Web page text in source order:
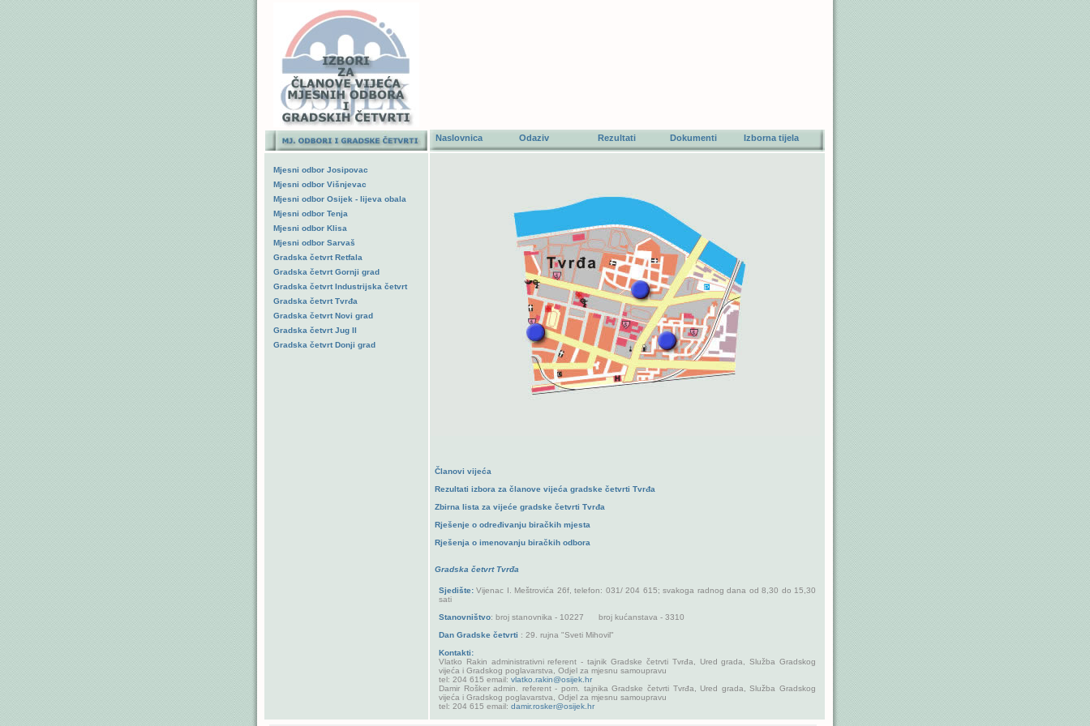
Naslovnica Odaziv Rezultati Dokumenti Izborna tijela
Mjesni odbor Josipovac
Mjesni odbor Višnjevac
Mjesni odbor Osijek - lijeva obala
Mjesni odbor Tenja
Mjesni odbor Klisa
Mjesni odbor Sarvaš
Gradska četvrt Retfala
Gradska četvrt Gornji grad
Gradska četvrt Industrijska četvrt
Gradska četvrt Tvrđa
Gradska četvrt Novi grad
Gradska četvrt Jug II
Gradska četvrt Donji grad
Članovi vijeća
Rezultati izbora za članove vijeća gradske četvrti Tvrđa
Zbirna lista za vijeće gradske četvrti Tvrđa
Rješenje o određivanju biračkih mjesta
Rješenja o imenovanju biračkih odbora
Gradska četvrt Tvrđa
Sjedište: Vijenac I. Meštrovića 26f, telefon: 031/ 204 615; svakoga radnog dana od 8,30 do 15,30
sati
Stanovništvo: broj stanovnika - 10227 broj kućanstava - 3310
Dan Gradske četvrti : 29. rujna "Sveti Mihovil"
Kontakti:
Vlatko Rakin administrativni referent - tajnik Gradske četrvti Tvrđa, Ured grada, Služba Gradskog
vijeća i Gradskog poglavarstva, Odjel za mjesnu samoupravu
tel: 204 615 email: vlatko.rakin@osijek.hr
Damir Rošker admin. referent - pom. tajnika Gradske četvrti Tvrđa, Ured grada, Služba Gradskog
vijeća i Gradskog poglavarstva, Odjel za mjesnu samoupravu
tel: 204 615 email: damir.rosker@osijek.hr